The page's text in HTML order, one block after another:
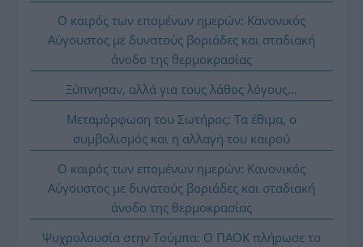
Ο καιρός των επομένων ημερών: Κανονικός
Αύγουστος με δυνατούς βοριάδες και σταδιακή
άνοδο της θερμοκρασίας
Ξύπνησαν, αλλά για τους λάθος λόγους…
Μεταμόρφωση του Σωτήρος: Τα έθιμα, ο
συμβολισμός και η αλλαγή του καιρού
Ο καιρός των επομένων ημερών: Κανονικός
Αύγουστος με δυνατούς βοριάδες και σταδιακή
άνοδο της θερμοκρασίας
Ψυχρολουσία στην Τούμπα: Ο ΠΑΟΚ πλήρωσε το